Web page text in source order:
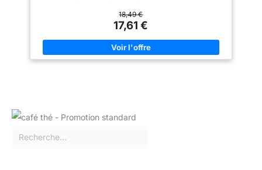
RAPIDE: 2200W/240V pour une préparation rapide, parfaite
pour un usage quotidien efficace DESIGN FONCTIONNEL:
Bouilloire détachable du socle pour un service facile; base
pivotante à 360° avec range-cordon intégré CONÇU POUR
DURER: Équipée du système thermostatique Strix réputé, gage
de fiabilité et de durabilité UTILISATION SÛRE: Arrêt
18,49 €
17,61 €